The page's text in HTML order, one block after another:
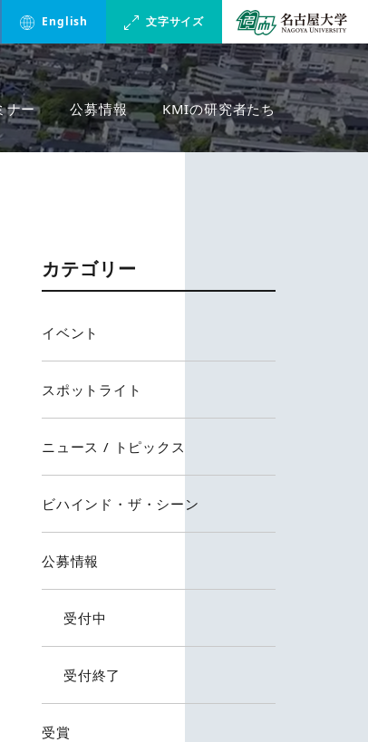
English 文字サイズ
ナー 公募情報 KMIの研究者たち
カテゴリー
イベント
スポットライト
ニュース / トピックス
ビハインド・ザ・シーン
公募情報
受付中
受付終了
受賞